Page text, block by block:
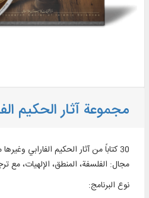
مجموعة آثار الحكيم
30 کتاباً من آثار الحکیم الفارابي
مجال: الفلسفة، المنطق، الإلهیات، مع
نوع البرنامج: